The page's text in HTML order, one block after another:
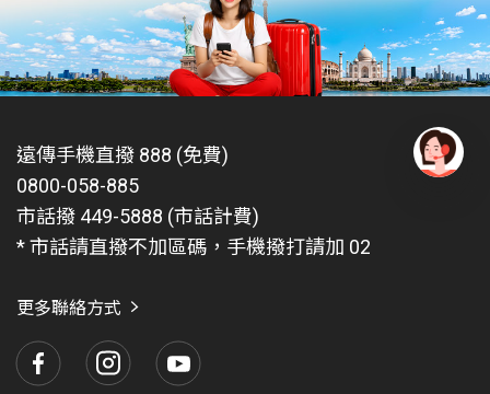
遠傳手機直撥 888 (免費)
0800-058-885
市話撥 449-5888 (市話計費)
* 市話請直撥不加區碼，手機撥打請加 02
更多聯絡方式